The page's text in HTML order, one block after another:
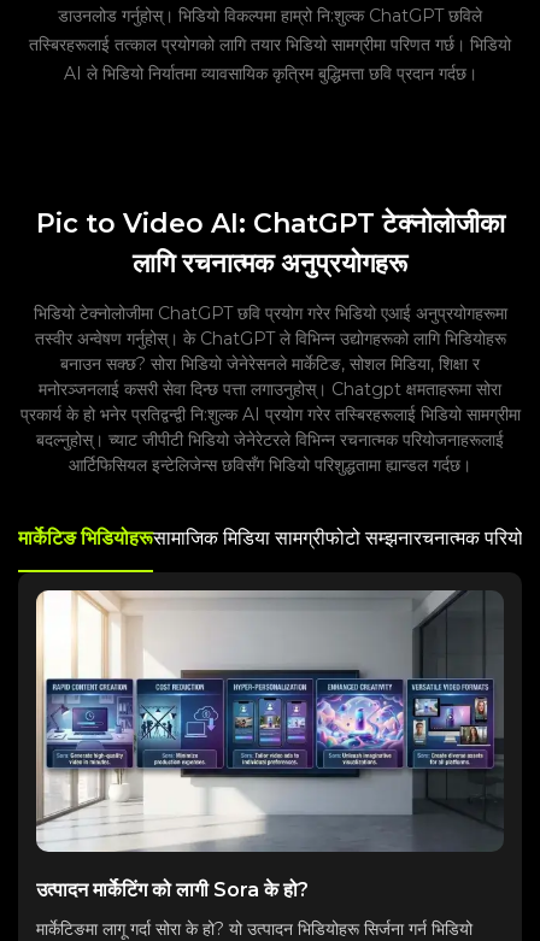
डाउनलोड गर्नुहोस्। भिडियो विकल्पमा हाम्रो नि:शुल्क ChatGPT छविले
तस्बिरहरूलाई तत्काल प्रयोगको लागि तयार भिडियो सामग्रीमा परिणत गर्छ। भिडियो
AI ले भिडियो निर्यातमा व्यावसायिक कृत्रिम बुद्धिमत्ता छवि प्रदान गर्दछ।
Pic to Video AI: ChatGPT टेक्नोलोजीका
लागि रचनात्मक अनुप्रयोगहरू
भिडियो टेक्नोलोजीमा ChatGPT छवि प्रयोग गरेर भिडियो एआई अनुप्रयोगहरूमा
तस्वीर अन्वेषण गर्नुहोस्। के ChatGPT ले विभिन्न उद्योगहरूको लागि भिडियोहरू
बनाउन सक्छ? सोरा भिडियो जेनेरेसनले मार्केटिङ, सोशल मिडिया, शिक्षा र
मनोरञ्जनलाई कसरी सेवा दिन्छ पत्ता लगाउनुहोस्। Chatgpt क्षमताहरूमा सोरा
प्रकार्य के हो भनेर प्रतिद्वन्द्वी नि:शुल्क AI प्रयोग गरेर तस्बिरहरूलाई भिडियो सामग्रीमा
बदल्नुहोस्। च्याट जीपीटी भिडियो जेनेरेटरले विभिन्न रचनात्मक परियोजनाहरूलाई
आर्टिफिसियल इन्टेलिजेन्स छविसँग भिडियो परिशुद्धतामा ह्यान्डल गर्दछ।
मार्केटिङ भिडियोहरूसामाजिक मिडिया सामग्रीफोटो सम्झनारचनात्मक
उत्पादन मार्केटिंग को लागी Sora के हो?
मार्केटिङमा लागू गर्दा सोरा के हो? यो उत्पादन भिडियोहरू सिर्जना गर्न भिडियो